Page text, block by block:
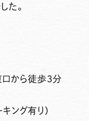
た。
口から徒歩3分
ング有り）